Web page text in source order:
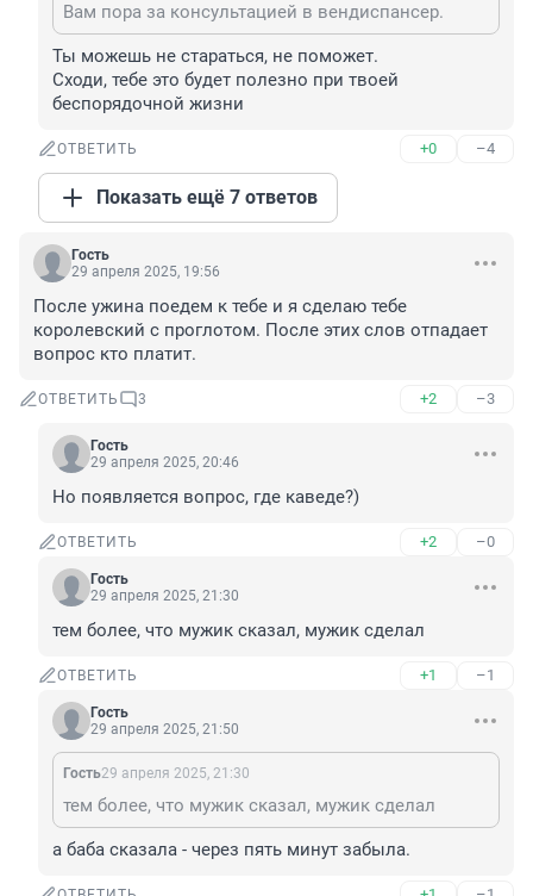
Вам пора за консультацией в вендиспансер.
Ты можешь не стараться, не поможет.
Сходи, тебе это будет полезно при твоей
беспорядочной жизни
ОТВЕТИТЬ +0 –4
Показать ещё 7 ответов
Гость
29 апреля 2025, 19:56
После ужина поедем к тебе и я сделаю тебе
королевский с проглотом. После этих слов отпадает
вопрос кто платит.
ОТВЕТИТЬ 3 +2 –3
Гость
29 апреля 2025, 20:46
Но появляется вопрос, где каведе?)
ОТВЕТИТЬ +2 –0
Гость
29 апреля 2025, 21:30
тем более, что мужик сказал, мужик сделал
ОТВЕТИТЬ +1 –1
Гость
29 апреля 2025, 21:50
Гость29 апреля 2025, 21:30
тем более, что мужик сказал, мужик сделал
а баба сказала - через пять минут забыла.